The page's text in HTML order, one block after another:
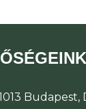
Budapest,